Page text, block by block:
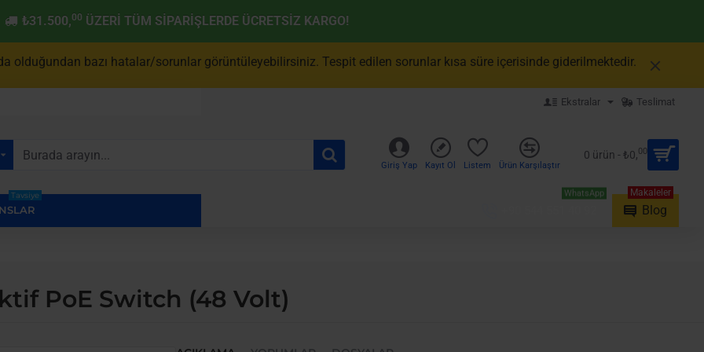
₺31.500,00 ÜZERI TÜM SIPARIŞLERDE ÜCRETSIZ KARGO!
olduğundan bazı hatalar/sorunlar görüntüleyebilirsiniz. Tespit edilen sorunlar kısa süre içerisinde giderilmektedir.
Ekstralar Teslimat
Giriş Yap Kayıt Ol Listem Ürün Karşılaştır
0 ürün - ₺0, 00
Tavsiye WhatsApp
Blog
Makaleler
PoE Switch (48 Volt)